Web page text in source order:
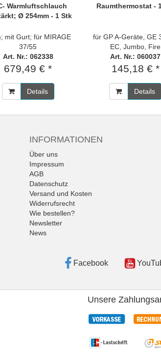
Warmluftschlauch
Ø 254mm - 1 Stk
mit Gurt; für MIRAGE
37/55
Art. Nr.: 062338
679,49 € *
Details
Raumthermostat -
für GP A-Geräte, GE
EC, Jumbo, Fire
Art. Nr.: 060037
145,18 € *
Details
INFORMATIONEN
Über uns
Impressum
AGB
Datenschutz
Versand und Kosten
Widerrufsrecht
Wie bestellen?
Newsletter
News
Facebook
Unsere